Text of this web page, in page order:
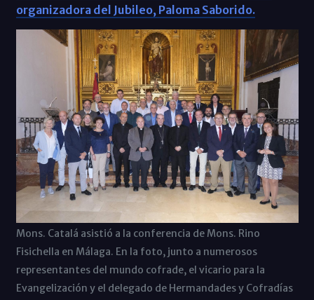
organizadora del Jubileo, Paloma Saborido.
Mons. Catalá asistió a la conferencia de Mons. Rino
Fisichella en Málaga. En la foto, junto a numerosos
representantes del mundo cofrade, el vicario para la
Evangelización y el delegado de Hermandades y Cofradías